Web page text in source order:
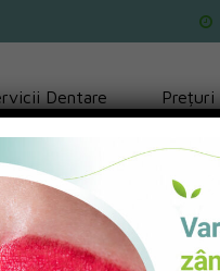
Dentare Prețuri